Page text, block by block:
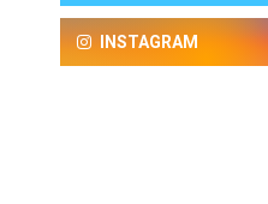
INSTAGRAM